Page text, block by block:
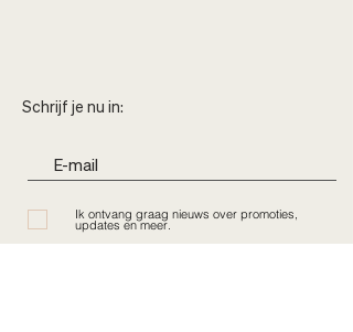
Schrijf je nu in:
Ik ontvang graag nieuws over promoties,
updates en meer.